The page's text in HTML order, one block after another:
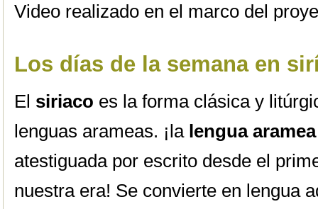
Video realizado en el marco del
Los días de la semana en
El siriaco es la forma clásica y
lenguas arameas. ¡la lengua aramea
atestiguada por escrito desde el
nuestra era! Se convierte en lengua